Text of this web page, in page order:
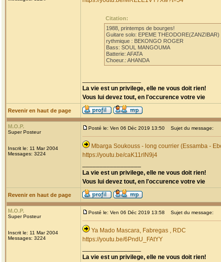
Citation:
1988, printemps de bourges!
Guitare solo: EPEME THEODORE(ZANZIBAR)
rythmique : BEKONGO ROGER
Bass: SOUL MANGOUMA
Batterie: AFATA
Choeur.: AHANDA
La vie est un privilege, elle ne vous doit rien!
Vous lui devez tout, en l'occurence votre vie
Revenir en haut de page
M.O.P.
Super Posteur
Inscrit le: 11 Mar 2004
Messages: 3224
Posté le: Ven 06 Déc 2019 13:50 Sujet du message:
Mbarga Soukouss - long courrier (Essamba -
https://youtu.be/caK11rIN9j4
La vie est un privilege, elle ne vous doit rien!
Vous lui devez tout, en l'occurence votre vie
Revenir en haut de page
M.O.P.
Super Posteur
Inscrit le: 11 Mar 2004
Messages: 3224
Posté le: Ven 06 Déc 2019 13:58 Sujet du message:
Ya Mado Mascara, Fabregas , RDC
https://youtu.be/6PndU_FAtYY
La vie est un privilege, elle ne vous doit rien!